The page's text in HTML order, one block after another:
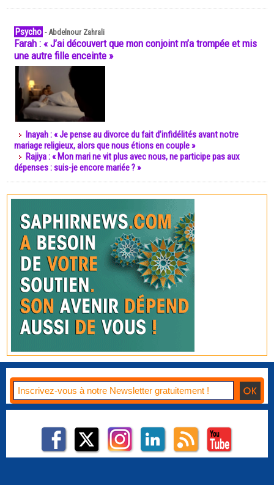
Psycho -Abdelnour Zahrali
Farah : « J’ai découvert que mon conjoint m’a trompée et mis
une autre fille enceinte »
Inayah : « Je pense au divorce du fait d’infidélités avant notre
mariage religieux, alors que nous étions en couple »
Rajiya : « Mon mari ne vit plus avec nous, ne participe pas aux
dépenses : suis-je encore mariée ? »